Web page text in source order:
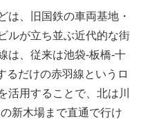
は、旧国鉄の車両基地・
ルが立ち並ぶ近代的な街
は、従来は池袋-板橋-十
るだけの赤羽線というロ
活用することで、北は川
新木場まで直通で行け